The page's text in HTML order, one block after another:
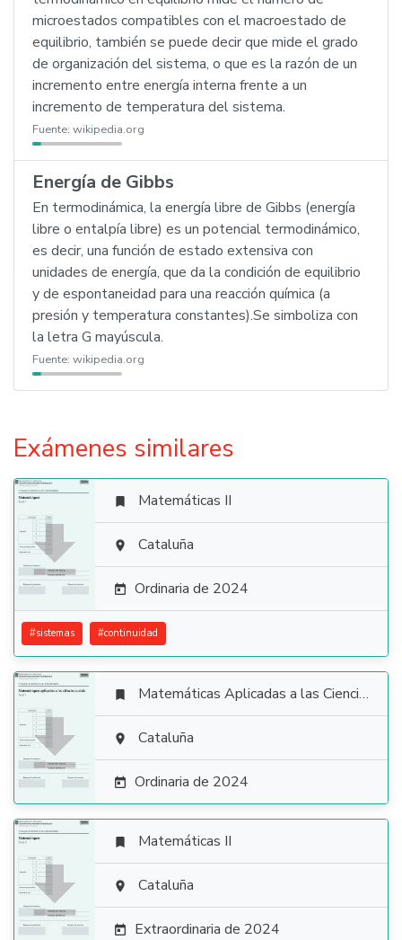
microestados compatibles con el macroestado de
equilibrio, también se puede decir que mide el grado
de organización del sistema, o que es la razón de un
incremento entre energía interna frente a un
incremento de temperatura del sistema.
Fuente: wikipedia.org
Energía de Gibbs
En termodinámica, la energía libre de Gibbs (energía
libre o entalpía libre) es un potencial termodinámico,
es decir, una función de estado extensiva con
unidades de energía, que da la condición de equilibrio
y de espontaneidad para una reacción química (a
presión y temperatura constantes).Se simboliza con
la letra G mayúscula.
Fuente: wikipedia.org
Exámenes similares

 Matemáticas II
 Cataluña
 Ordinaria de 2024
#sistemas #continuidad

 Matemáticas Aplicadas a las Ciencias Sociales
 Cataluña
 Ordinaria de 2024

 Matemáticas II
 Cataluña
 Extraordinaria de 2024